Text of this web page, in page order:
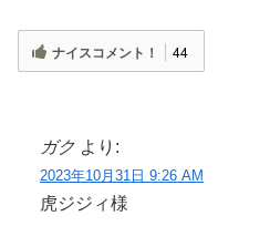
ナイスコメント！ 44
ガク より:
2023年10月31日 9:26 AM
虎ジジィ様